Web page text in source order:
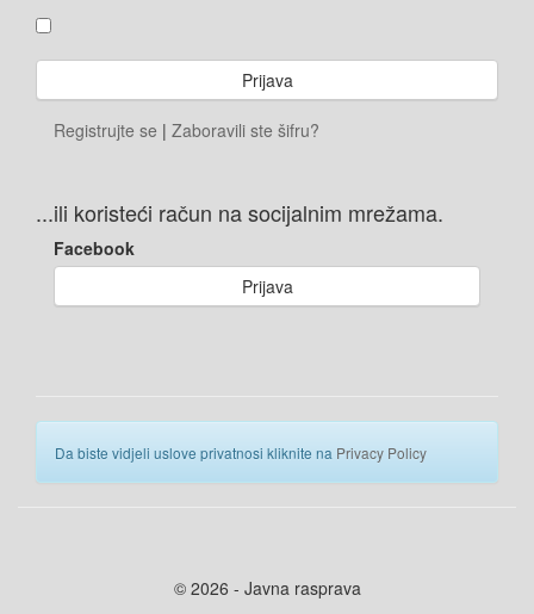
Registrujte se | Zaboravili ste šifru?
...ili koristeći račun na socijalnim mrežama.
Facebook
Prijava
Da biste vidjeli uslove privatnosi kliknite na Privacy Policy
© 2026 - Javna rasprava